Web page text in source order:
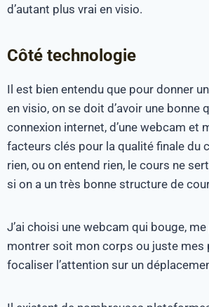
d’autant plus vrai en visio.
Côté technologie
Il est bien entendu que pour donner
en visio, on se doit d’avoir une bonne
connexion internet, d’une webcam et
facteurs clés pour la qualité finale du
rien, ou on entend rien, le cours ne
si on a un très bonne structure de
J’ai choisi une webcam qui bouge,
montrer soit mon corps ou juste mes
focaliser l’attention sur un